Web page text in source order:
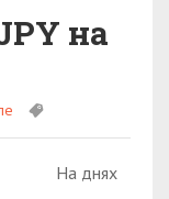
на
На днях